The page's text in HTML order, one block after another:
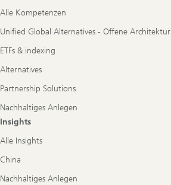
Alle Kompetenzen
Unified Global Alternatives - Offene Architektur
ETFs & indexing
Alternatives
Partnership Solutions
Nachhaltiges Anlegen
Insights
Alle Insights
China
Nachhaltiges Anlegen